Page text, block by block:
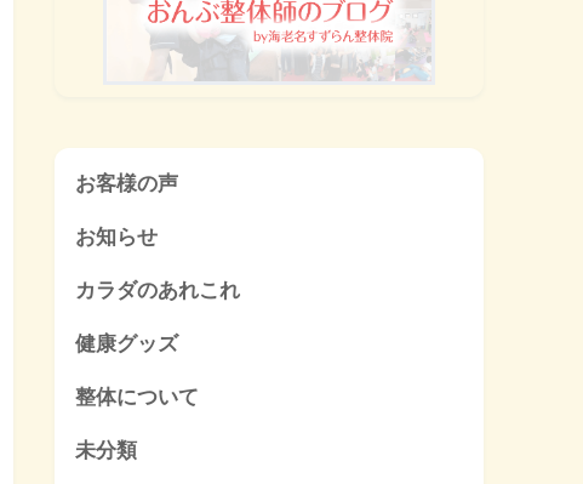
お客様の声
お知らせ
カラダのあれこれ
健康グッズ
整体について
未分類